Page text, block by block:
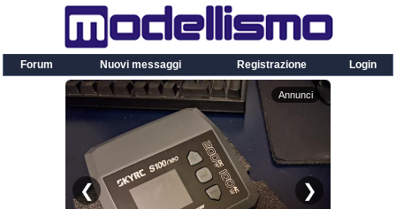
Forum Nuovi messaggi Registrazione Login